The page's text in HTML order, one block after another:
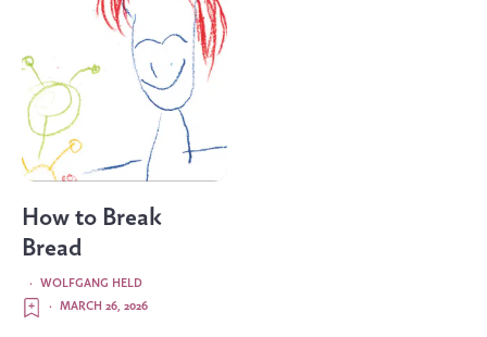
How to Break
Bread
WOLFGANG HELD
·
MARCH 26, 2026
·